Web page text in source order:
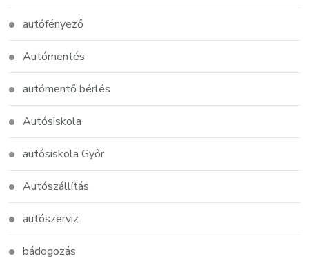
autófényező
Autómentés
autómentő bérlés
Autósiskola
autósiskola Győr
Autószállítás
autószerviz
bádogozás